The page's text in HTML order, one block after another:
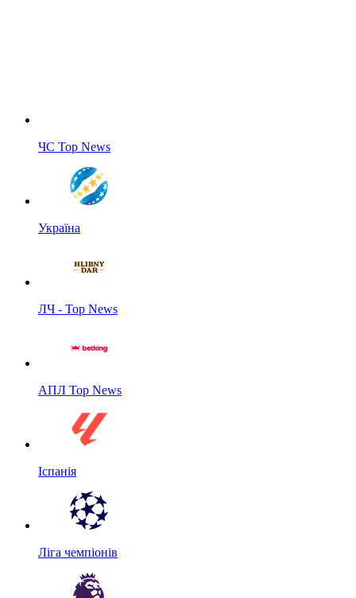
ЧС Top News
Україна
ЛЧ - Top News
АПЛ Top News
Іспанія
Ліга чемпіонів